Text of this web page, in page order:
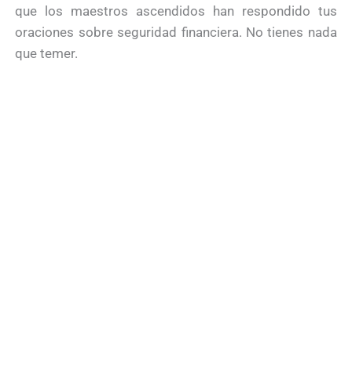
que los maestros ascendidos han respondido tus
oraciones sobre seguridad financiera. No tienes nada
que temer.